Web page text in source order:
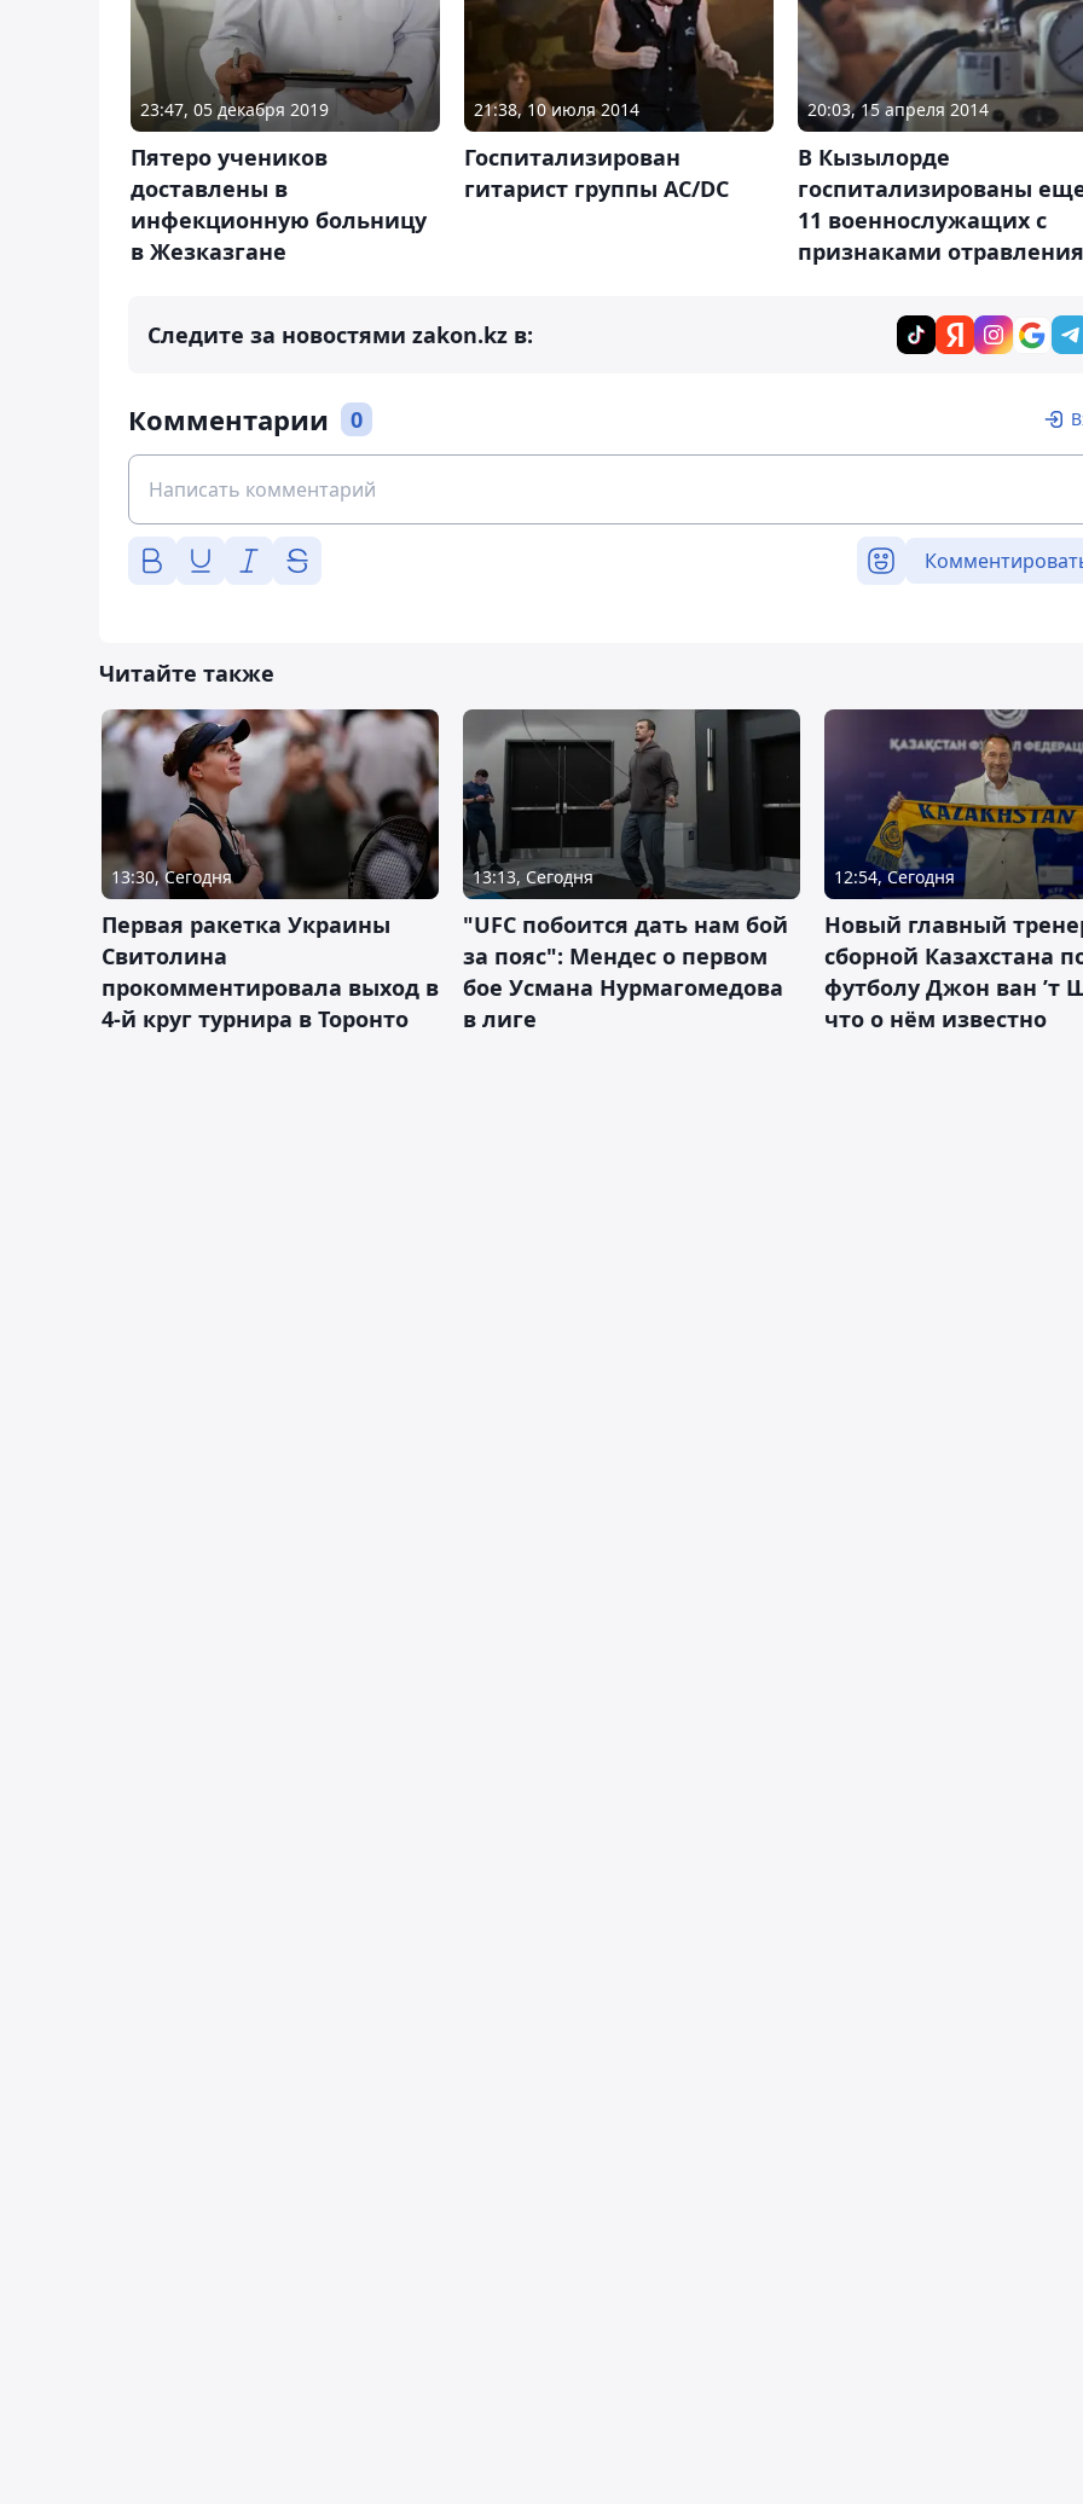
23:47, 05 декабря 2019
Пятеро учеников
доставлены в
инфекционную больницу
в Жезказгане
21:38, 10 июля 2014
Госпитализирован
гитарист группы АС/DC
20:03, 15 апреля 2014
В Кызылорде
госпитализированы
11 военнослужащих с
признаками отравления
Следите за новостями zakon.kz в:
Комментарии 0
Читайте также
13:30, Сегодня
Первая ракетка Украины
Свитолина
прокомментировала выход в
4-й круг турнира в Торонто
13:13, Сегодня
"UFC побоится дать нам бой
за пояс": Мендес о первом
бое Усмана Нурмагомедова
в лиге
12:54, Сегодня
Новый главный
сборной Казахстана
футболу Джон ван ’т
что о нём известно